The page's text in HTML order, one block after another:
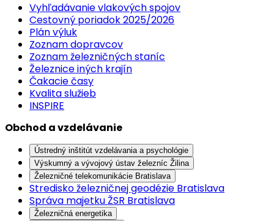
Vyhľadávanie vlakových spojov
Cestovný poriadok 2025/2026
Plán výluk
Zoznam dopravcov
Zoznam železničných staníc
Železnice iných krajín
Čakacie časy
Kvalita služieb
INSPIRE
Obchod a vzdelávanie
Ústredný inštitút vzdelávania a psychológie
Výskumný a vývojový ústav železníc Žilina
Železničné telekomunikácie Bratislava
Stredisko železničnej geodézie Bratislava
Správa majetku ŽSR Bratislava
Železničná energetika